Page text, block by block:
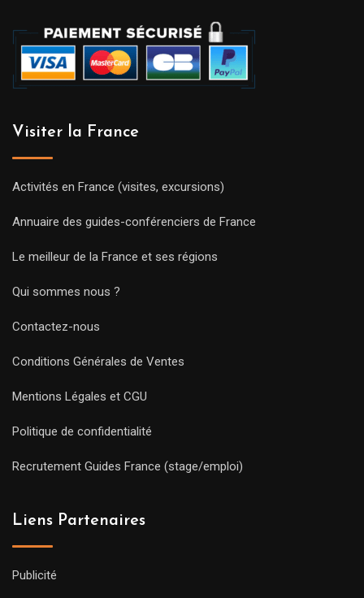
Visiter la France
Activités en France (visites, excursions)
Annuaire des guides-conférenciers de France
Le meilleur de la France et ses régions
Qui sommes nous ?
Contactez-nous
Conditions Générales de Ventes
Mentions Légales et CGU
Politique de confidentialité
Recrutement Guides France (stage/emploi)
Liens Partenaires
Publicité